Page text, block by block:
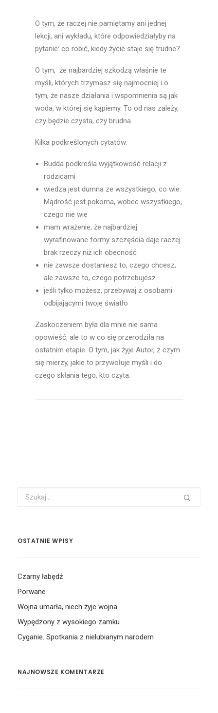
O tym, że raczej nie pamiętamy ani jednej
lekcji, ani wykładu, które odpowiedziałyby na
pytanie: co robić, kiedy życie staje się trudne?
O tym, że najbardziej szkodzą właśnie te
myśli, których trzymasz się najmocniej i o
tym, że nasze działania i wspomnienia są jak
woda, w której się kąpiemy. To od nas zależy,
czy będzie czysta, czy brudna.
Kilka podkreślonych cytatów:
Budda podkreśla wyjątkowość relacji z
rodzicami
wiedza jest dumna ze wszystkiego, co wie.
Mądrość jest pokorna, wobec wszystkiego,
czego nie wie
mam wrażenie, że najbardziej
wyrafinowane formy szczęścia daje raczej
brak rzeczy niż ich obecność
nie zawsze dostaniesz to, czego chcesz,
ale zawsze to, czego potrzebujesz
jeśli tylko możesz, przebywaj z osobami
odbijającymi twoje światło
Zaskoczeniem była dla mnie nie sama
opowieść, ale to w co się przerodziła na
ostatnim etapie. O tym, jak żyje Autor, z czym
się mierzy, jakie to przywołuje myśli i do
czego skłania tego, kto czyta.
OSTATNIE WPISY
Czarny łabędź
Porwane
Wojna umarła, niech żyje wojna
Wypędzony z wysokiego zamku
Cyganie. Spotkania z nielubianym narodem
NAJNOWSZE KOMENTARZE